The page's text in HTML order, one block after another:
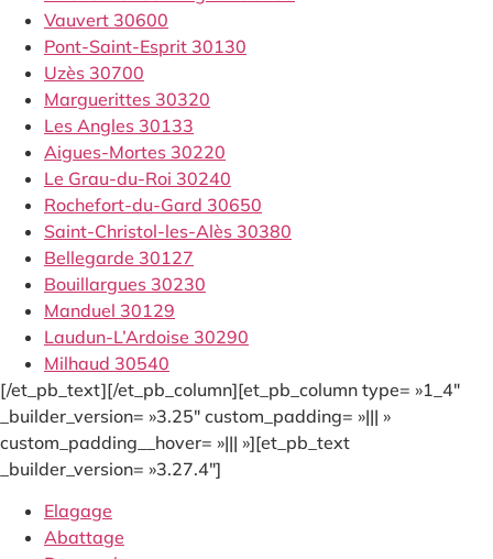
Vauvert 30600
Pont-Saint-Esprit 30130
Uzès 30700
Marguerittes 30320
Les Angles 30133
Aigues-Mortes 30220
Le Grau-du-Roi 30240
Rochefort-du-Gard 30650
Saint-Christol-les-Alès 30380
Bellegarde 30127
Bouillargues 30230
Manduel 30129
Laudun-L’Ardoise 30290
Milhaud 30540
[/et_pb_text][/et_pb_column][et_pb_column type= »1_4″
_builder_version= »3.25″ custom_padding= »||| »
custom_padding__hover= »||| »][et_pb_text
_builder_version= »3.27.4″]
Elagage
Abattage